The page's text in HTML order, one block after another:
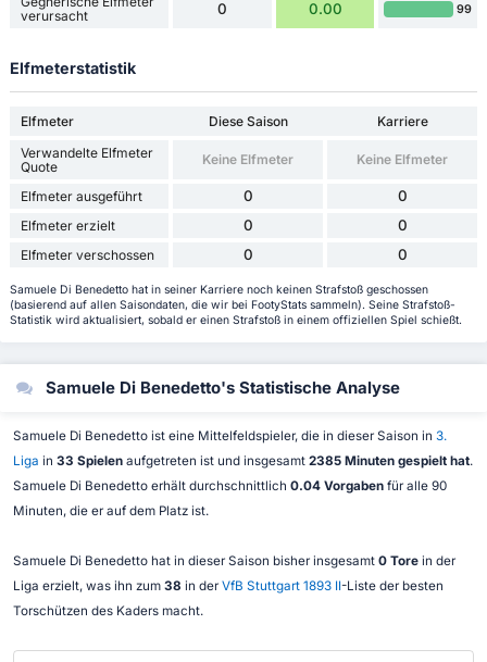
verursacht
0 0.00 99
Elfmeterstatistik
Elfmeter Diese Saison
Karriere
Verwandelte Elfmeter
Quote
Keine Elfmeter Keine Elfmeter
Elfmeter ausgeführt 0 0
Elfmeter erzielt 0 0
Elfmeter verschossen 0 0
Samuele Di Benedetto hat in seiner Karriere noch keinen Strafstoß geschossen
(basierend auf allen Saisondaten, die wir bei FootyStats sammeln). Seine Strafstoß-
Statistik wird aktualisiert, sobald er einen Strafstoß in einem offiziellen Spiel schießt.
Samuele Di Benedetto's Statistische Analyse
Samuele Di Benedetto ist eine Mittelfeldspieler, die in dieser Saison in 3.
Liga in 33 Spielenaufgetreten ist und insgesamt 2385 Minuten gespielt hat.
Samuele Di Benedetto erhält durchschnittlich 0.04 Vorgabenfür alle 90
Minuten, die er auf dem Platz ist.
Samuele Di Benedetto hat in dieser Saison bisher insgesamt 0 Torein der
Liga erzielt, was ihn zum 38 in der VfB Stuttgart 1893 II-Liste der besten
Torschützen des Kaders macht.